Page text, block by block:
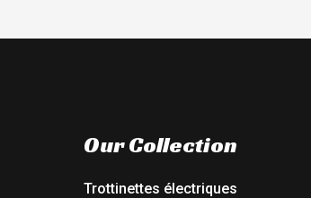
Our Collection
Trottinettes électriques